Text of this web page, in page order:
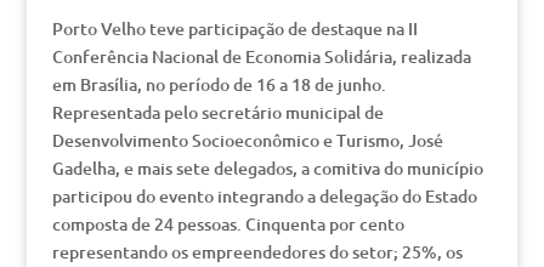
Porto Velho teve participação de destaque na II
Conferência Nacional de Economia Solidária, realizada
em Brasília, no período de 16 a 18 de junho.
Representada pelo secretário municipal de
Desenvolvimento Socioeconômico e Turismo, José
Gadelha, e mais sete delegados, a comitiva do município
participou do evento integrando a delegação do Estado
composta de 24 pessoas. Cinquenta por cento
representando os empreendedores do setor; 25%, os